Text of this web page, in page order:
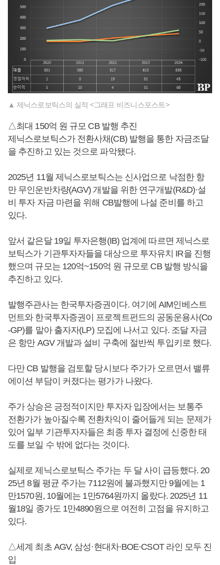
▲ 제닉스로보틱스의 실적 <그래프 비즈니스포스트>
△최대 150억 원 규모 CB 발행 추진
제닉스로보틱스가 전환사채(CB) 발행을 통한 자금조달
을 추진하고 있는 것으로 파악됐다.
2025년 11월 제닉스로보틱스는 신사업으로 낙점한 항
만 무인운반차량(AGV) 개발을 위한 연구개발(R&D)·설
비 투자 자금 마련을 위해 CB발행에 나설 준비를 하고
있다.
앞서 같은달 19일 투자은행(IB) 업계에 따르면 제닉스로
보틱스가 기관투자자들을 대상으로 투자유치 IR을 진행
했으며 규모는 120억~150억 원 규모로 CB 발행 방식을
추진하고 있다.
발행주관사는 한국투자증권이다. 여기에 AIM인베스트
먼트와 한국투자증권이 프로젝트펀드의 공동운용사(Co
-GP)를 맡아 출자자(LP) 모집에 나서고 있다. 조달 자금
은 항만 AGV 개발과 설비 구축에 절반씩 투입키로 했다.
다만 CB 발행을 검토할 당시보다 주가가 오르면서 밸류
에이션 부담이 커졌다는 평가가 나왔다.
주가 상승은 긍정적이지만 투자자 입장에서는 보통주
전환가가 높아질수록 전환차익이 줄어들게 되는 문제가
있어 일부 기관투자자들은 최종 투자 결정에 신중한 태
도를 보일 수 밖에 없다는 것이다.
실제로 제닉스로보틱스 주가는 두 달 사이 급등했다. 20
25년 8월 평균 주가는 7112원에 불과했지만 9월에는 1
만1570원, 10월에는 1만5764원까지 올랐다. 2025년 11
월18일 종가도 1만4890원으로 여전히 고점을 유지하고
있다.
△세계 최초 AGV, 삼성·현대차·BOE·CSOT 라인 모두 진
입